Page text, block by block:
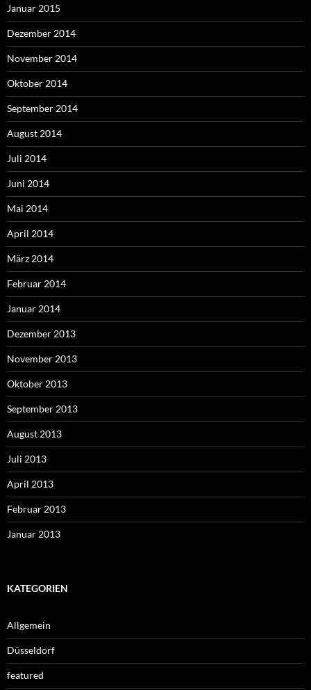
Januar 2015
Dezember 2014
November 2014
Oktober 2014
September 2014
August 2014
Juli 2014
Juni 2014
Mai 2014
April 2014
März 2014
Februar 2014
Januar 2014
Dezember 2013
November 2013
Oktober 2013
September 2013
August 2013
Juli 2013
April 2013
Februar 2013
Januar 2013
KATEGORIEN
Allgemein
Düsseldorf
featured